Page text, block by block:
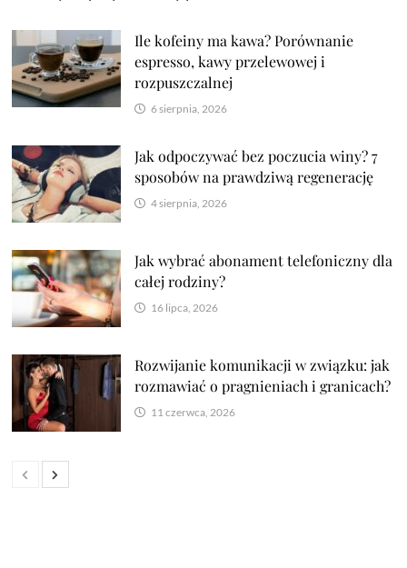
Ile kofeiny ma kawa? Porównanie
espresso, kawy przelewowej i
rozpuszczalnej
6 sierpnia, 2026
Jak odpoczywać bez poczucia winy? 7
sposobów na prawdziwą regenerację
4 sierpnia, 2026
Jak wybrać abonament telefoniczny dla
całej rodziny?
16 lipca, 2026
Rozwijanie komunikacji w związku: jak
rozmawiać o pragnieniach i granicach?
11 czerwca, 2026